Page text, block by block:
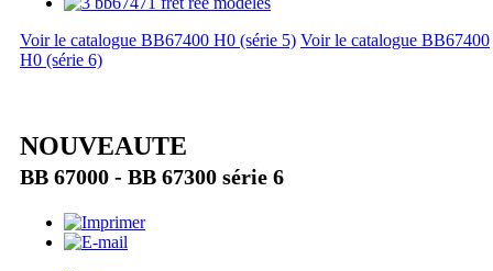
Voir le catalogue BB67400 H0 (série 5) Voir le catalogue BB67400
H0 (série 6)
NOUVEAUTE
BB 67000 - BB 67300 série 6